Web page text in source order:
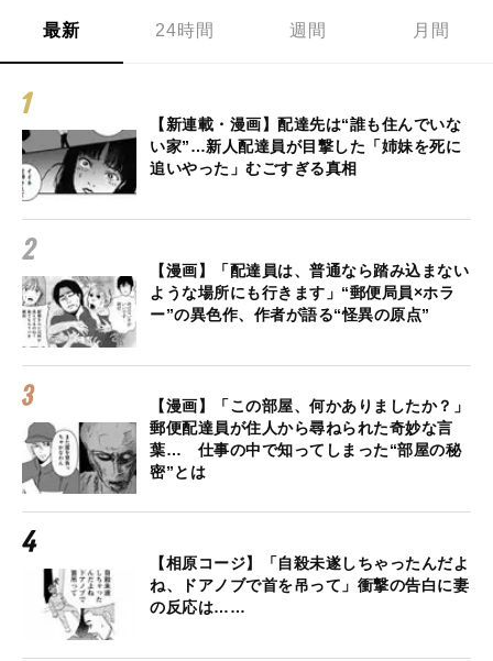
最新 24時間 週間 月間
【新連載・漫画】配達先は“誰も住んでいな
い家”…新人配達員が目撃した「姉妹を死に
追いやった」むごすぎる真相
【漫画】「配達員は、普通なら踏み込まない
ような場所にも行きます」“郵便局員×ホラ
ー”の異色作、作者が語る“怪異の原点”
【漫画】「この部屋、何かありましたか？」
郵便配達員が住人から尋ねられた奇妙な言
葉… 仕事の中で知ってしまった“部屋の秘
密”とは
【相原コージ】「自殺未遂しちゃったんだよ
ね、ドアノブで首を吊って」衝撃の告白に妻
の反応は……